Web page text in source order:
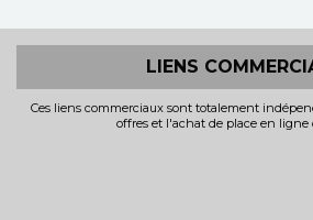
LIENS
Ces liens commerciaux sont totalement
offres et l'achat de place en ligne